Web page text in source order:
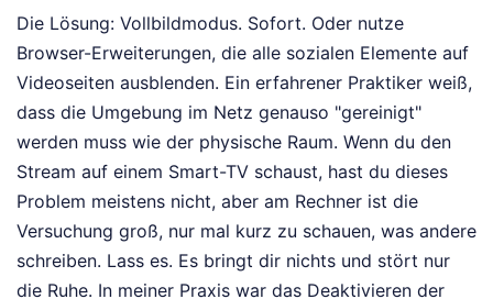
Die Lösung: Vollbildmodus. Sofort. Oder nutze
Browser-Erweiterungen, die alle sozialen Elemente auf
Videoseiten ausblenden. Ein erfahrener Praktiker weiß,
dass die Umgebung im Netz genauso "gereinigt"
werden muss wie der physische Raum. Wenn du den
Stream auf einem Smart-TV schaust, hast du dieses
Problem meistens nicht, aber am Rechner ist die
Versuchung groß, nur mal kurz zu schauen, was andere
schreiben. Lass es. Es bringt dir nichts und stört nur
die Ruhe. In meiner Praxis war das Deaktivieren der